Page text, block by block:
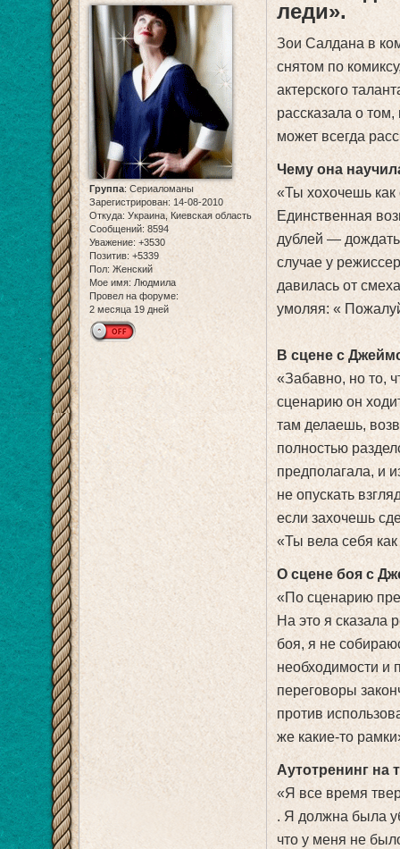
Группа: Сериаломаны
Зарегистрирован: 14-08-2010
Откуда: Украина, Киевская область
Сообщений: 8594
Уважение: +3530
Позитив: +5339
Пол: Женский
Мое имя: Людмила
Провел на форуме:
2 месяца 19 дней
леди».
Зои Салдана в
снятом по
актерского
рассказала о
может всегда
Чему она
«Ты хохочешь
Единственная
дублей —
случае у
давилась от
умоляя: «
В сцене с
«Забавно, но то,
сценарию он
там делаешь,
полностью
предполагала, и
не опускать
если захочешь
«Ты вела себя
О сцене боя с
«По сценарию
На это я сказала
боя, я не
необходимости и
переговоры
против
же какие-то
Аутотренинг на
«Я все время
. Я должна была
что у меня не